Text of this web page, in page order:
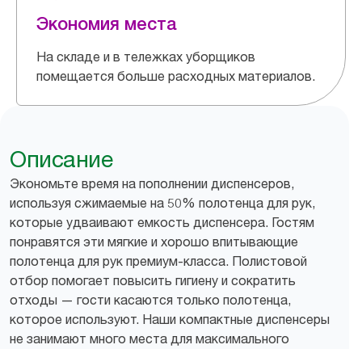
Экономия места
На складе и в тележках уборщиков
помещается больше расходных материалов.
Описание
Экономьте время на пополнении диспенсеров,
используя сжимаемые на 50% полотенца для рук,
которые удваивают емкость диспенсера. Гостям
понравятся эти мягкие и хорошо впитывающие
полотенца для рук премиум-класса. Полистовой
отбор помогает повысить гигиену и сократить
отходы — гости касаются только полотенца,
которое используют. Наши компактные диспенсеры
не занимают много места для максимального